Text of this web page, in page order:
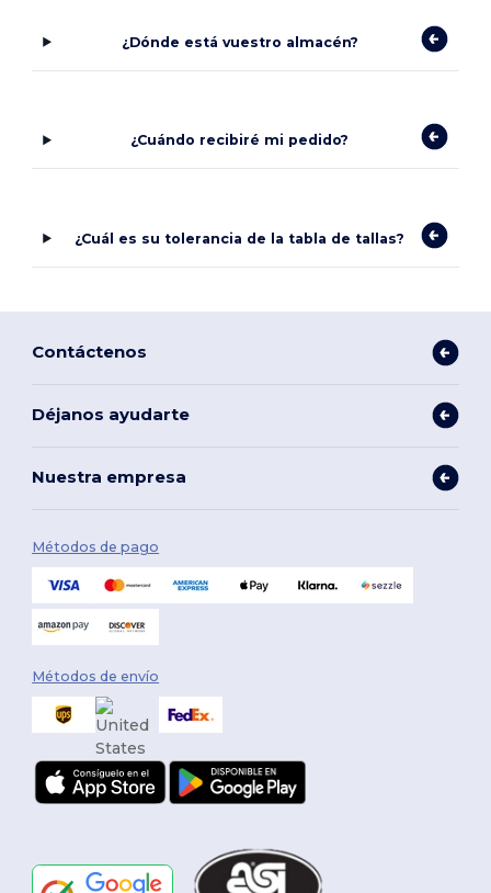
¿Dónde está vuestro almacén?
¿Cuándo recibiré mi pedido?
¿Cuál es su tolerancia de la tabla de tallas?
Contáctenos
Déjanos ayudarte
Nuestra empresa
Métodos de pago
Métodos de envío